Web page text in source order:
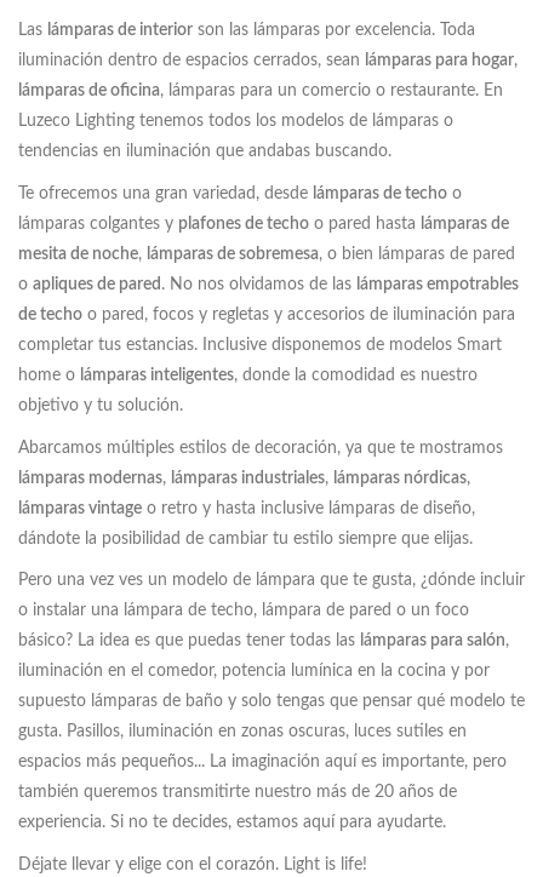
Las lámparas de interior son las lámparas por excelencia. Toda
iluminación dentro de espacios cerrados, sean lámparas para hogar,
lámparas de oficina, lámparas para un comercio o restaurante. En
Luzeco Lighting tenemos todos los modelos de lámparas o
tendencias en iluminación que andabas buscando.
Te ofrecemos una gran variedad, desde lámparas de techo o
lámparas colgantes y plafones de techo o pared hasta lámparas de
mesita de noche, lámparas de sobremesa, o bien lámparas de pared
o apliques de pared . No nos olvidamos de las lámparas empotrables
de techo o pared, focos y regletas y accesorios de iluminación para
completar tus estancias. Inclusive disponemos de modelos Smart
home o lámparas inteligentes, donde la comodidad es nuestro
objetivo y tu solución.
Abarcamos múltiples estilos de decoración, ya que te mostramos
lámparas modernas, lámparas industriales, lámparas nórdicas,
lámparas vintage o retro y hasta inclusive lámparas de diseño,
dándote la posibilidad de cambiar tu estilo siempre que elijas.
Pero una vez ves un modelo de lámpara que te gusta, ¿dónde incluir
o instalar una lámpara de techo, lámpara de pared o un foco
básico? La idea es que puedas tener todas las lámparas para salón,
iluminación en el comedor, potencia lumínica en la cocina y por
supuesto lámparas de baño y solo tengas que pensar qué modelo te
gusta. Pasillos, iluminación en zonas oscuras, luces sutiles en
espacios más pequeños... La imaginación aquí es importante, pero
también queremos transmitirte nuestro más de 20 años de
experiencia. Si no te decides, estamos aquí para ayudarte.
Déjate llevar y elige con el corazón. Light is life!